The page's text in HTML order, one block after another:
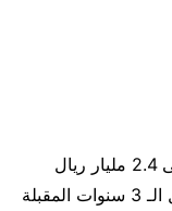
وكشفت تقارير صحفية، أن بنزيما سيتقاضى 2.4 مليار ريال
سعودي مقابل لعبه بقميص اتحاد جدة خلال الـ 3 سنوات المقبلة